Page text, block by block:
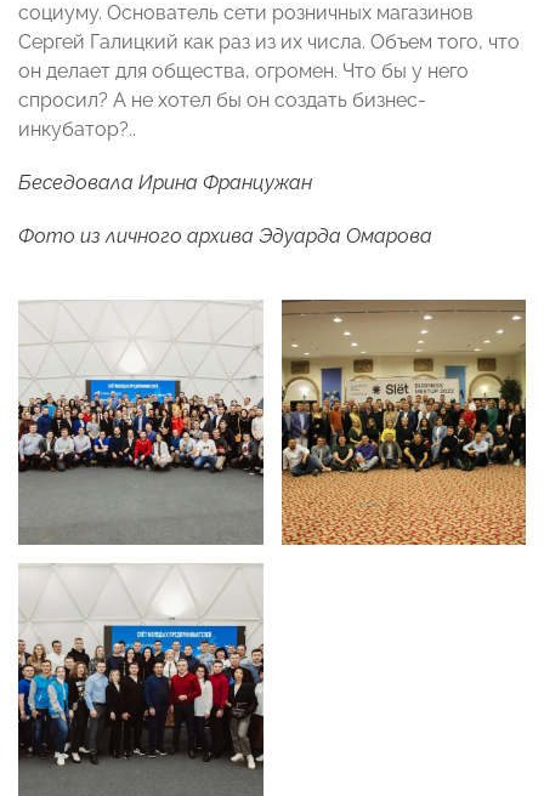
социуму. Основатель сети розничных магазинов
Сергей Галицкий как раз из их числа. Объем того, что
он делает для общества, огромен. Что бы у него
спросил? А не хотел бы он создать бизнес-
инкубатор?..
Беседовала Ирина Францужан
Фото из личного архива Эдуарда Омарова